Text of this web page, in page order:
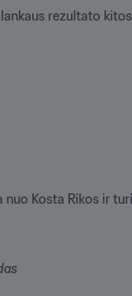
rezultato
Kosta Rikos ir